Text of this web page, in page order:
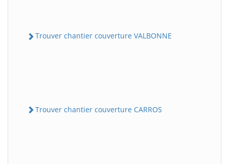
Trouver chantier couverture VALBONNE
Trouver chantier couverture CARROS